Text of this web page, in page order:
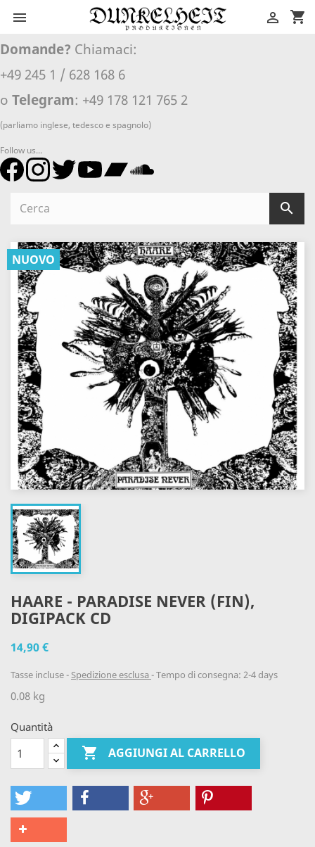
 shopping_cart

Domande? Chiamaci:
+49 245 1 / 628 168 6
o Telegram: +49 178 121 765 2
(parliamo inglese, tedesco e spagnolo)
Follow us...

NUOVO
HAARE - PARADISE NEVER (FIN),
DIGIPACK CD
14,90 €
Tasse incluse Spedizione esclusa Tempo di consegna: 2-4 days
0.08 kg
Quantità
 AGGIUNGI AL CARRELLO